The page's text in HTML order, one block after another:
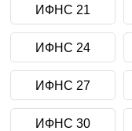
ИФНС 21
ИФНС 24
ИФНС 27
ИФНС 30